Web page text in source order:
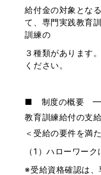
給付金の対象とな
て、専門実践教育
訓練の
３種類があります
ください。
■ 制度の概要
教育訓練給付の支
＜受給の要件を満
（1）ハローワー
※受給資格確認は